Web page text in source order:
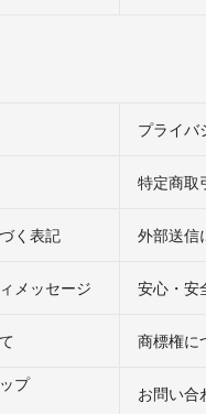
プライバ
特定商取
く表記 外部送信
メッセージ 安心・安
商標権に
プ
お問い合